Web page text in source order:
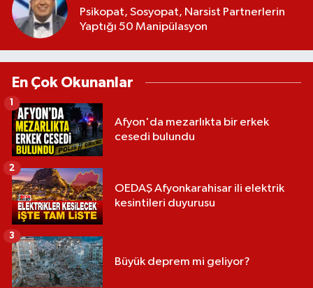
Psikopat, Sosyopat, Narsist Partnerlerin
Yaptığı 50 Manipülasyon
En Çok Okunanlar
Afyon'da mezarlıkta bir erkek
cesedi bulundu
1
OEDAŞ Afyonkarahisar ili elektrik
kesintileri duyurusu
2
Büyük deprem mi geliyor?
3